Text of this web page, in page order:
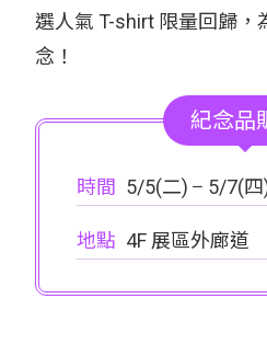
選人氣 T-shirt 限量回歸，
念！
紀念品
時間 5/5(二) 5/7(四
地點 4F 展區外廊道